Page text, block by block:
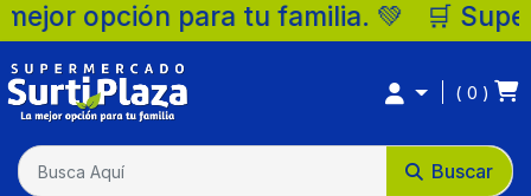
opción para tu familia. 💚 🛒
Buscar
0